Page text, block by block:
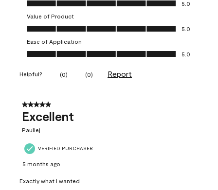
5.0
Value of Product
Value of Product, 5.0 out of 5
5.0
Ease of Application
Ease of Application, 5.0 out of 5
5.0
Helpful? (0) (0) Report
5 out of 5 stars.
Excellent
Pauliej
VERIFIED PURCHASER
5 months ago
Exactly what I wanted